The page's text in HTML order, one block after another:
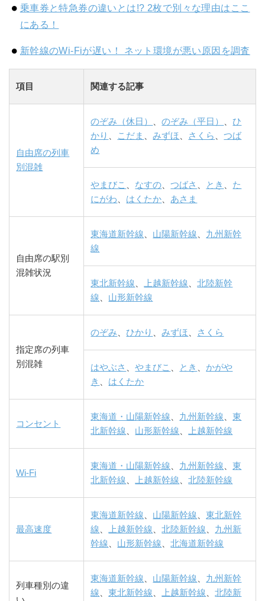
乗車券と特急券の違いとは!? 2枚で別々な理由はここ
にある！
新幹線のWi-Fiが遅い！ ネット環境が悪い原因を調査
項目 関連する記事
自由席の列車
別混雑
のぞみ（休日） 、のぞみ（平日） 、ひ
かり
こだま 、みずほ さくら 、つば
め
やまびこ なすの 、つばさ とき
た
にがわ
はくたか あさま
自由席の駅別
混雑状況
東海道新幹線 山陽新幹線
九州新幹
線
東北新幹線 上越新幹線 、北陸新幹
線
山形新幹線
指定席の列車
別混雑
のぞみ 、ひかり 、みずほ さくら
はやぶさ 、やまびこ とき
かがや
き
はくたか
コンセント
東海道・山陽新幹線 九州新幹線 、東
北新幹線
山形新幹線 上越新幹線
Wi-Fi
東海道・山陽新幹線 九州新幹線 、東
北新幹線
上越新幹線 、北陸新幹線
最高速度
東海道新幹線 山陽新幹線 、東北新幹
線
上越新幹線 、北陸新幹線
九州新
幹線
山形新幹線 、北海道新幹線
列車種別の違
東海道新幹線 山陽新幹線
九州新幹
線 、東北新幹線 上越新幹線 、北陸新